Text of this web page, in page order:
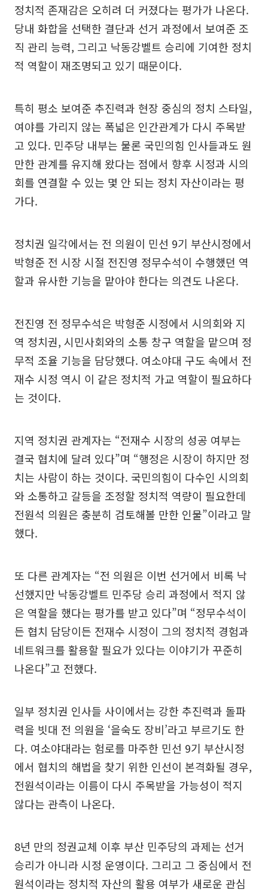
정치적 존재감은 오히려 더 커졌다는 평가가 나온다.
당내 화합을 선택한 결단과 선거 과정에서 보여준 조
직 관리 능력, 그리고 낙동강벨트 승리에 기여한 정치
적 역할이 재조명되고 있기 때문이다.
특히 평소 보여준 추진력과 현장 중심의 정치 스타일,
여야를 가리지 않는 폭넓은 인간관계가 다시 주목받
고 있다. 민주당 내부는 물론 국민의힘 인사들과도 원
만한 관계를 유지해 왔다는 점에서 향후 시정과 시의
회를 연결할 수 있는 몇 안 되는 정치 자산이라는 평
가다.
정치권 일각에서는 전 의원이 민선 9기 부산시정에서
박형준 전 시장 시절 전진영 정무수석이 수행했던 역
할과 유사한 기능을 맡아야 한다는 의견도 나온다.
전진영 전 정무수석은 박형준 시정에서 시의회와 지
역 정치권, 시민사회와의 소통 창구 역할을 맡으며 정
무적 조율 기능을 담당했다. 여소야대 구도 속에서 전
재수 시정 역시 이 같은 정치적 가교 역할이 필요하다
는 것이다.
지역 정치권 관계자는 “전재수 시장의 성공 여부는
결국 협치에 달려 있다”며 “행정은 시장이 하지만 정
치는 사람이 하는 것이다. 국민의힘이 다수인 시의회
와 소통하고 갈등을 조정할 정치적 역량이 필요한데
전원석 의원은 충분히 검토해볼 만한 인물”이라고 말
했다.
또 다른 관계자는 “전 의원은 이번 선거에서 비록 낙
선했지만 낙동강벨트 민주당 승리 과정에서 적지 않
은 역할을 했다는 평가를 받고 있다”며 “정무수석이
든 협치 담당이든 전재수 시정이 그의 정치적 경험과
네트워크를 활용할 필요가 있다는 이야기가 꾸준히
나온다”고 전했다.
일부 정치권 인사들 사이에서는 강한 추진력과 돌파
력을 빗대 전 의원을 ‘을숙도 장비’라고 부르기도 한
다. 여소야대라는 험로를 마주한 민선 9기 부산시정
에서 협치의 해법을 찾기 위한 인선이 본격화될 경우,
전원석이라는 이름이 다시 주목받을 가능성이 적지
않다는 관측이 나온다.
8년 만의 정권교체 이후 부산 민주당의 과제는 선거
승리가 아니라 시정 운영이다. 그리고 그 중심에서 전
원석이라는 정치적 자산의 활용 여부가 새로운 관심